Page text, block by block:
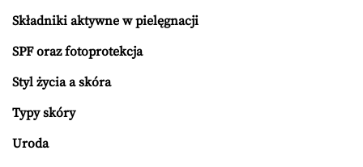
Składniki aktywne w pielęgnacji
SPF oraz fotoprotekcja
Styl życia a skóra
Typy skóry
Uroda